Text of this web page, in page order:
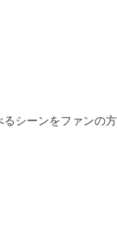
シーンをファンの